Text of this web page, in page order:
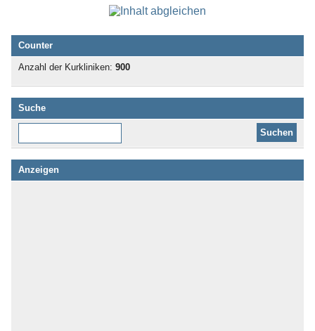
Counter
Anzahl der Kurkliniken: 900
Suche
Anzeigen